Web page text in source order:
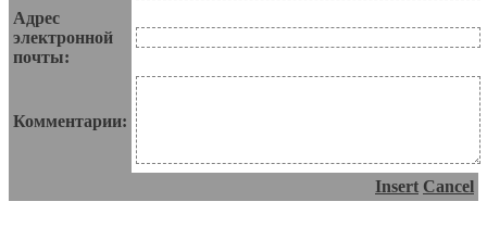
Адрес
электронной
почты:
Комментарии:
Insert Cancel